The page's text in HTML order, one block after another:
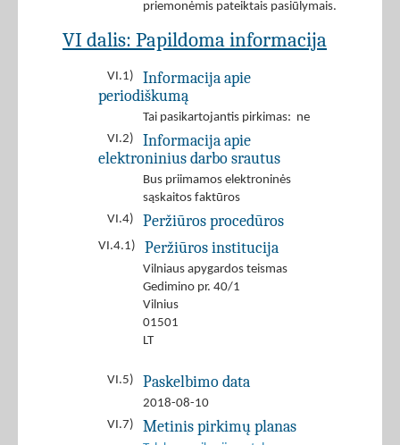
priemonėmis pateiktais pasiūlymais.
VI dalis: Papildoma informacija
VI.1)
Informacija apie
periodiškumą
Tai pasikartojantis pirkimas: ne
VI.2)
Informacija apie
elektroninius darbo srautus
Bus priimamos elektroninės
sąskaitos faktūros
VI.4)
Peržiūros procedūros
VI.4.1) Peržiūros institucija
Vilniaus apygardos teismas
Gedimino pr. 40/1
Vilnius
01501
LT
VI.5) Paskelbimo data
2018-08-10
VI.7)
Metinis pirkimų planas